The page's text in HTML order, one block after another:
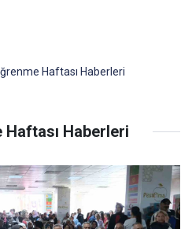
Haftası Haberleri
Haftası Haberleri